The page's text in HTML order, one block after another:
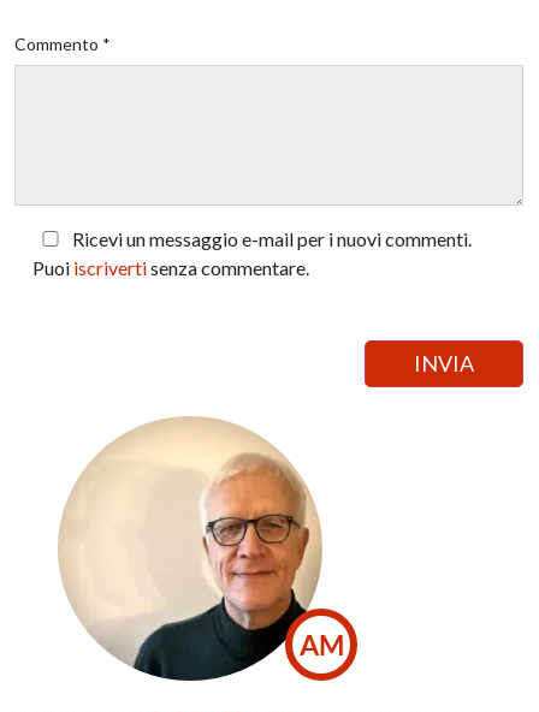
Commento *
Ricevi un messaggio e-mail per i nuovi commenti.
Puoi iscrivertisenza commentare.
AM